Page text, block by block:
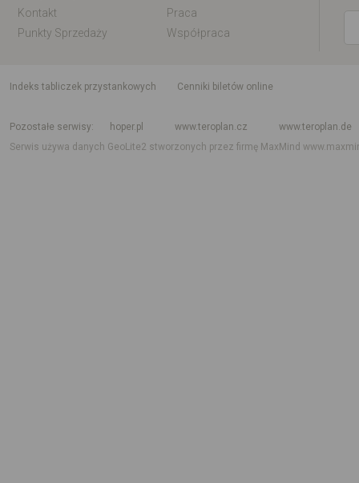
Kontakt
Praca
Punkty Sprzedaży
Współpraca
indeks tabliczek przystankowych
Cenniki biletów online
Pozostałe serwisy
hoper.pl www.teroplan.cz
www.teroplan.de
Serwis używa danych GeoLite2 stworzonych przez firmę MaxMind